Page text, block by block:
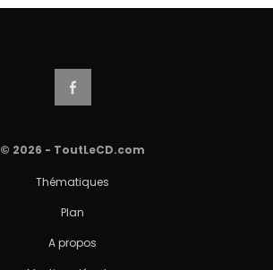
© 2026 - ToutLeCD.com
Thématiques
Plan
A propos